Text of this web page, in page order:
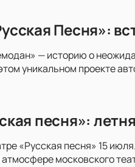
Песня»:
— историю о
уникальном проекте
песня»:
«Русская песня» 15
московского